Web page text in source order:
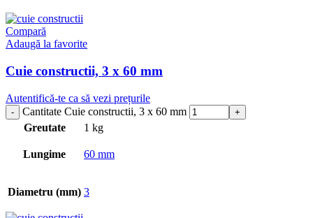
Compară
Adaugă la favorite
Cuie constructii, 3 x 60 mm
Autentifică-te ca să vezi prețurile
Cantitate Cuie constructii, 3 x 60 mm
Greutate
1 kg
Lungime 60 mm
Diametru (mm) 3